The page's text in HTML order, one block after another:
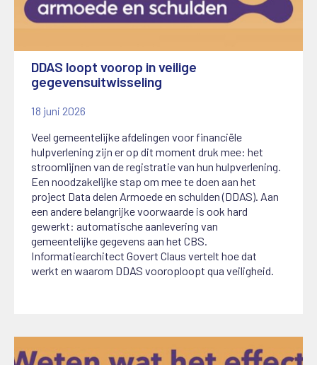
DDAS loopt voorop in veilige
gegevensuitwisseling
18 juni 2026
Veel gemeentelijke afdelingen voor financiële
hulpverlening zijn er op dit moment druk mee: het
stroomlijnen van de registratie van hun hulpverlening
Een noodzakelijke stap om mee te doen aan het
project Data delen Armoede en schulden (DDAS). Aan
een andere belangrijke voorwaarde is ook hard
gewerkt: automatische aanlevering van
gemeentelijke gegevens aan het CBS.
Informatiearchitect Govert Claus vertelt hoe dat
werkt en waarom DDAS vooroploopt qua veiligheid.